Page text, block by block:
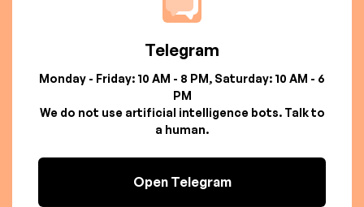
Telegram
Monday - Friday: 10 AM - 8 PM, Saturday: 10 AM - 6
PM
We do not use artificial intelligence bots. Talk to
a human.
Open Telegram